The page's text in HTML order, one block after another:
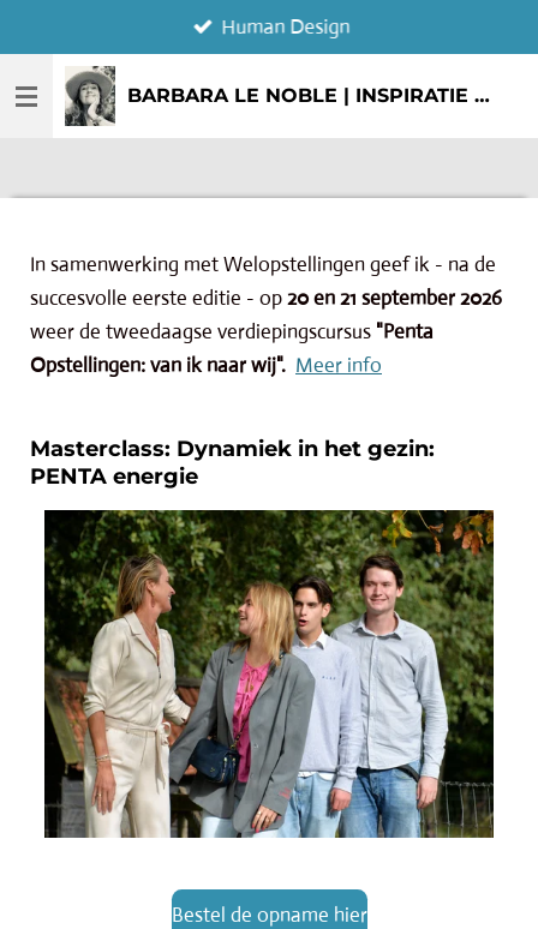
direct
naar
BARBARA LE NOBLE | INSPIRATIE & CREATIE
Human Design
In samenwerking met Welopstellingen geef ik - na de
succesvolle eerste editie - op20 en 21 september 2026
weer de tweedaagse verdiepingscursus "Penta
Opstellingen: van ik naar wij". Meer info
Masterclass: Dynamiek in het gezin:
PENTA energie
Bestel de opname hier